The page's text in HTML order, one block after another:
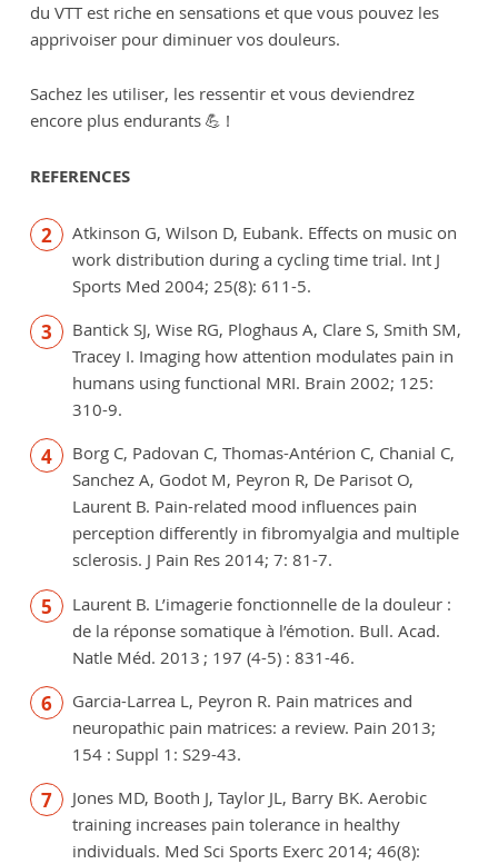
du VTT est riche en sensations et que vous pouvez les
apprivoiser pour diminuer vos douleurs.
Sachez les utiliser, les ressentir et vous deviendrez
encore plus endurants 💪 !
REFERENCES
Atkinson G, Wilson D, Eubank. Effects on music on
work distribution during a cycling time trial. Int J
Sports Med 2004; 25(8): 611-5.
Bantick SJ, Wise RG, Ploghaus A, Clare S, Smith SM,
Tracey I. Imaging how attention modulates pain in
humans using functional MRI. Brain 2002; 125:
310-9.
Borg C, Padovan C, Thomas-Antérion C, Chanial C,
Sanchez A, Godot M, Peyron R, De Parisot O,
Laurent B. Pain-related mood influences pain
perception differently in fibromyalgia and multiple
sclerosis. J Pain Res 2014; 7: 81-7.
Laurent B. L’imagerie fonctionnelle de la douleur :
de la réponse somatique à l’émotion. Bull. Acad.
Natle Méd. 2013 ; 197 (4-5) : 831-46.
Garcia-Larrea L, Peyron R. Pain matrices and
neuropathic pain matrices: a review. Pain 2013;
154 : Suppl 1: S29-43.
Jones MD, Booth J, Taylor JL, Barry BK. Aerobic
training increases pain tolerance in healthy
individuals. Med Sci Sports Exerc 2014; 46(8):